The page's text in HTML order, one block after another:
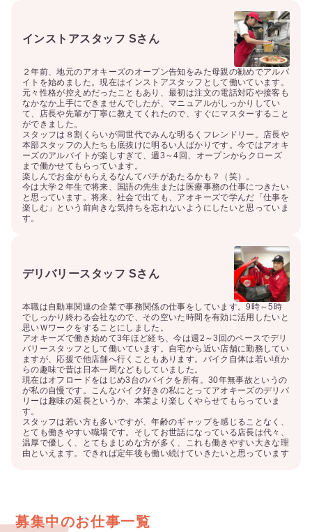
インストアスタッフ Sさん
２年前、地元のアオキーズのオープン告知をみた母親の勧めでアルバ
イトを始めました。現在はインストアスタッフとして働いています。
元々性格が控えめだったこともあり、最初は注文の電話対応や接客も
なかなか上手にできませんでしたが、マニュアルがしっかりしてい
て、店長や先輩が丁寧に教えてくれたので、すぐにマスターすること
ができました。
スタッフは８割くらいが同世代でみんな明るくフレンドリー。店長や
本部スタッフの人たちも底抜けに明るい人ばかりです。今ではアオキ
ーズのアルバイトが楽しすぎて、週3～4回、オープンからクローズ
まで働かせてもらっています。
楽しんでお金がもらえるなんてバチがあたるかも？（笑）。
今は大学２年生で将来、国語の先生または医療事務の仕事につきたい
と思っています。将来、社会で出ても、アオキーズで学んだ「仕事を
楽しむ」という前向きな気持ちを忘れないようにしたいと思っていま
す。
デリバリースタッフ Sさん
本職は自動車関連の企業で事務関係の仕事をしています。9時～5時
でしっかり終わる会社なので、その空いた時間を有効に活用したいと
思いＷワークをすることにしました。
アオキーズで働き始めて3年ほど経ち、今は週2～3回のペースでデリ
バリースタッフとして働いています。自宅から近い店舗に勤務してい
ますが、応援で他店舗へ行くこともあります。バイク自体は若い頃か
らの趣味で昔は日本一周などもしていました。
現在はオフロードをはじめ3台のバイクを所有。30年無事故というの
が私の自慢です。こんなバイク好きの私にとってアオキーズのデリバ
リーは趣味の延長というか、本業より楽しくやらせてもらっていま
す。
スタッフは若い方も多いですが、年齢のギャップを感じることなく、
とても働きやすい職場です。そしてお世話になっている店長は代々、
温厚で優しく、とてもまじめな方が多く、これも働きやすい大きな理
由といえます。できれば定年後も働い続けていきたいと思っています
募集中のお仕事一覧